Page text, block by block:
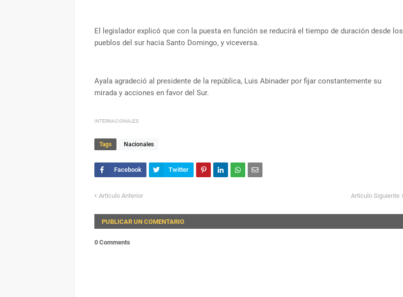
El legislador explicó que con la puesta en función se reducirá el tiempo de duración desde los
pueblos del sur hacia Santo Domingo, y viceversa.
Ayala agradeció al presidente de la república, Luis Abinader por fijar constantemente su
mirada y acciones en favor del Sur.
INTERNACIONALES
Tags Nacionales
Artículo Anterior Artículo Siguiente
PUBLICAR UN COMENTARIO
0 Comments